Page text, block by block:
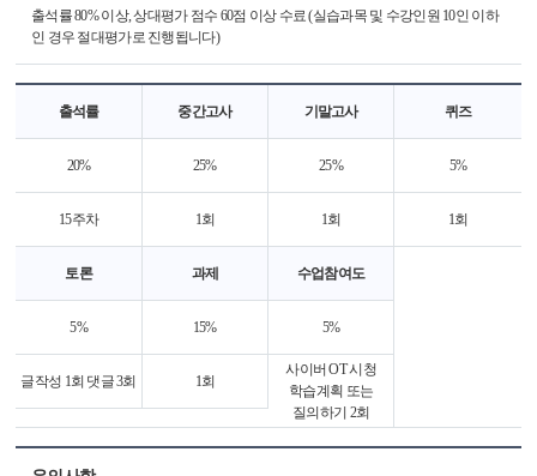
출석률 80% 이상, 상대평가 점수 60점 이상 수료 (실습과목 및 수강인원 10인 이하
인 경우 절대평가로 진행됩니다)
출석률
20%
15주차
중간고사
25%
1회
기말고사
25%
1회
퀴즈
5%
1회
토론
5%
글작성 1회 댓글 3회
과제
15%
1회
수업참여도
5%
사이버 OT 시청
학습계획 또는
질의하기 2회